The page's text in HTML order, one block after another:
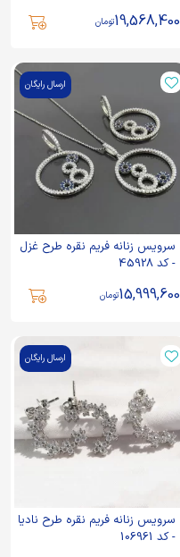
19,568,400تومان
ارسال رایگان
سرویس زنانه فریم نقره طرح غزل
- کد 45928
15,999,600تومان
ارسال رایگان
سرویس زنانه فریم نقره طرح نادیا
- کد 106961